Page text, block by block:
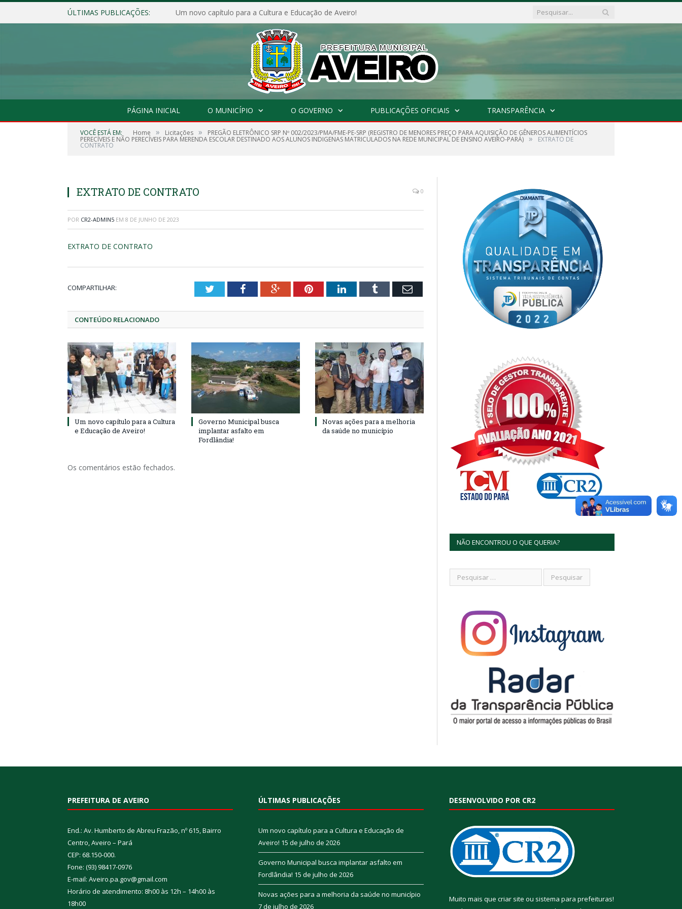
ÚLTIMAS PUBLICAÇÕES: Um novo capítulo para a Cultura e Educação de Aveiro!
PÁGINA INICIAL O MUNICÍPIO O GOVERNO PUBLICAÇÕES OFICIAIS TRANSPARÊNCIA
VOCÊ ESTÁ EM: Home » Licitações » PREGÃO ELETRÔNICO SRP Nº 002/2023/PMA/FME-PE-SRP (REGISTRO DE MENORES PREÇO PARA AQUISIÇÃO DE GÊNEROS ALIMENTÍCIOS
PERECÍVEIS E NÃO PERECÍVEIS PARA MERENDA ESCOLAR DESTINADO AOS ALUNOS INDIGENAS MATRICULADOS NA REDE MUNICIPAL DE ENSINO AVEIRO-PARÁ) » EXTRATO DE
CONTRATO
EXTRATO DE CONTRATO 0
POR CR2-ADMIN5 EM 8 DE JUNHO DE 2023
EXTRATO DE CONTRATO
COMPARTILHAR: TwitterFacebookGoogle+PinterestLinkedInTumblr Email
CONTEÚDO RELACIONADO
Um novo capítulo para a Cultura
e Educação de Aveiro!
Governo Municipal busca
implantar asfalto em
Fordlândia!
Novas ações para a melhoria
da saúde no município
Os comentários estão fechados.
NÃO ENCONTROU O QUE QUERIA?
PREFEITURA DE AVEIRO
End.: Av. Humberto de Abreu Frazão, nº 615, Bairro
Centro, Aveiro – Pará
CEP: 68.150-000.
Fone: (93) 98417-0976
E-mail: Aveiro.pa.gov@gmail.com
Horário de atendimento: 8h00 às 12h – 14h00 às
18h00
ÚLTIMAS PUBLICAÇÕES
Um novo capítulo para a Cultura e Educação de
Aveiro! 15 de julho de 2026
Governo Municipal busca implantar asfalto em
Fordlândia! 15 de julho de 2026
Novas ações para a melhoria da saúde no município
7 de julho de 2026
DESENVOLVIDO POR CR2
Muito mais que criar site ou sistema para prefeituras!